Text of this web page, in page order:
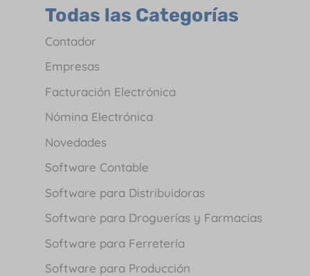
Todas las Categorías
Contador
Empresas
Facturación Electrónica
Nómina Electrónica
Novedades
Software Contable
Software para Distribuidoras
Software para Droguerías y Farmacias
Software para Ferretería
Software para Producción